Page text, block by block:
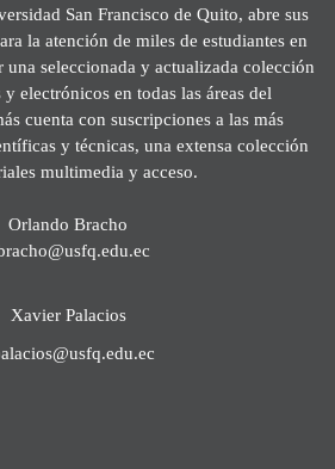
San Francisco de Quito, abre sus
la atención de miles de estudiantes en
una seleccionada y actualizada colección
electrónicos en todas las áreas del
cuenta con suscripciones a las más
y técnicas, una extensa colección
multimedia y acceso.
Orlando Bracho
Xavier Palacios